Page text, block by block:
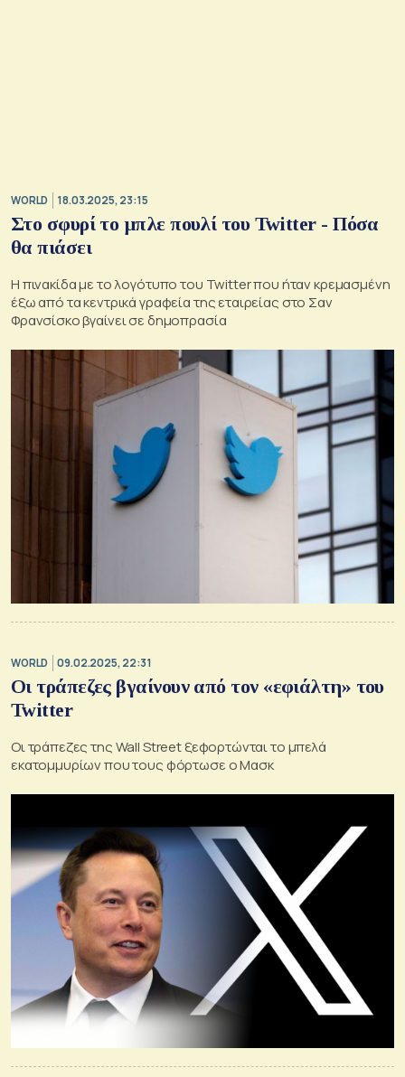
WORLD 18.03.2025, 23:15
Στο σφυρί το μπλε πουλί του Twitter - Πόσα
θα πιάσει
Η πινακίδα με το λογότυπο του Twitter που ήταν κρεμασμένη
έξω από τα κεντρικά γραφεία της εταιρείας στο Σαν
Φρανσίσκο βγαίνει σε δημοπρασία
WORLD 09.02.2025, 22:31
Οι τράπεζες βγαίνουν από τον «εφιάλτη» του
Twitter
Οι τράπεζες της Wall Street ξεφορτώνται το μπελά
εκατομμυρίων που τους φόρτωσε ο Μασκ